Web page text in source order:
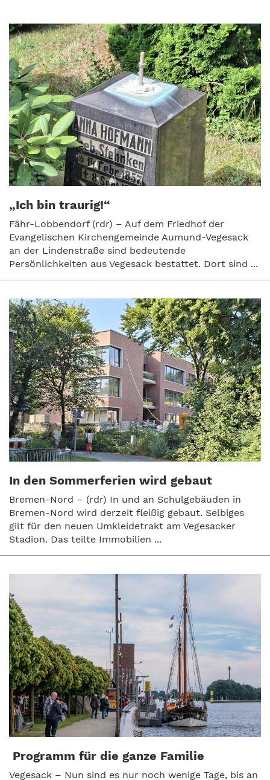
„Ich bin traurig!“
Fähr-Lobbendorf (rdr) – Auf dem Friedhof der
Evangelischen Kirchengemeinde Aumund-Vegesack
an der Lindenstraße sind bedeutende
Persönlichkeiten aus Vegesack bestattet. Dort sind ...
In den Sommerferien wird gebaut
Bremen-Nord – (rdr) In und an Schulgebäuden in
Bremen-Nord wird derzeit fleißig gebaut. Selbiges
gilt für den neuen Umkleidetrakt am Vegesacker
Stadion. Das teilte Immobilien ...
Programm für die ganze Familie
Vegesack – Nun sind es nur noch wenige Tage, bis an